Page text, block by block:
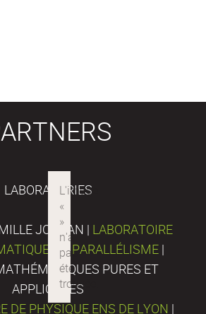
LABORATORIES
JORDAN | LABORATOIRE
DU PARALLÉLISME |
PURES ET
APPLIQUÉES
DE PHYSIQUE ENS DE LYON |